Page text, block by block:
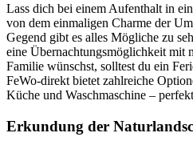
Lass dich bei einem Aufenthalt in
von dem einmaligen Charme der
Gegend gibt es alles Mögliche zu
eine Übernachtungsmöglichkeit mit
Familie wünschst, solltest du ein
FeWo-direkt bietet zahlreiche
Küche und Waschmaschine –
Erkundung der